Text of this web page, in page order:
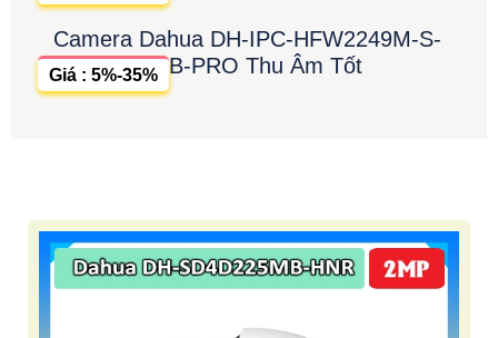
Camera Dahua DH-IPC-HFW2249M-S-
B-PRO Thu Âm Tốt
Giá : 5%-35%